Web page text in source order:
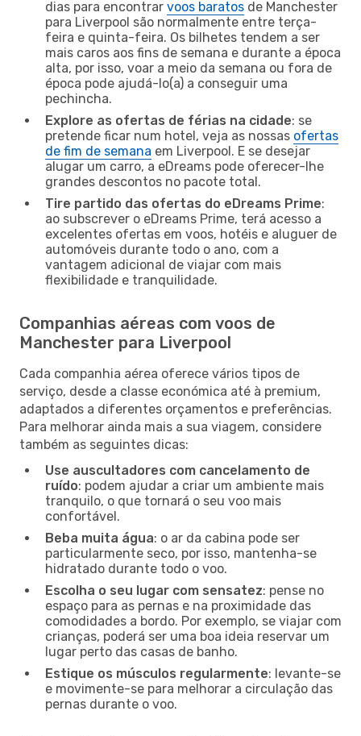
dias para encontrar voos baratos de Manchester
para Liverpool são normalmente entre terça-
feira e quinta-feira. Os bilhetes tendem a ser
mais caros aos fins de semana e durante a época
alta, por isso, voar a meio da semana ou fora de
época pode ajudá-lo(a) a conseguir uma
pechincha.
Explore as ofertas de férias na cidade: se
pretende ficar num hotel, veja as nossas ofertas
de fim de semana em Liverpool. E se desejar
alugar um carro, a eDreams pode oferecer-lhe
grandes descontos no pacote total.
Tire partido das ofertas do eDreams Prime:
ao subscrever o eDreams Prime, terá acesso a
excelentes ofertas em voos, hotéis e aluguer de
automóveis durante todo o ano, com a
vantagem adicional de viajar com mais
flexibilidade e tranquilidade.
Companhias aéreas com voos de
Manchester para Liverpool
Cada companhia aérea oferece vários tipos de
serviço, desde a classe económica até à premium,
adaptados a diferentes orçamentos e preferências.
Para melhorar ainda mais a sua viagem, considere
também as seguintes dicas:
Use auscultadores com cancelamento de
ruído: podem ajudar a criar um ambiente mais
tranquilo, o que tornará o seu voo mais
confortável.
Beba muita água: o ar da cabina pode ser
particularmente seco, por isso, mantenha-se
hidratado durante todo o voo.
Escolha o seu lugar com sensatez: pense no
espaço para as pernas e na proximidade das
comodidades a bordo. Por exemplo, se viajar com
crianças, poderá ser uma boa ideia reservar um
lugar perto das casas de banho.
Estique os músculos regularmente: levante-se
e movimente-se para melhorar a circulação das
pernas durante o voo.